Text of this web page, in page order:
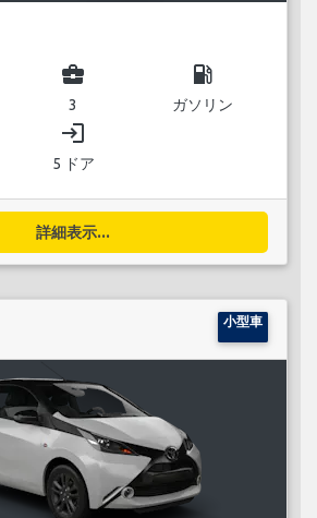
business_center
3
local_gas_station
ガソリン
login
5 ドア
詳細表示...
小型車